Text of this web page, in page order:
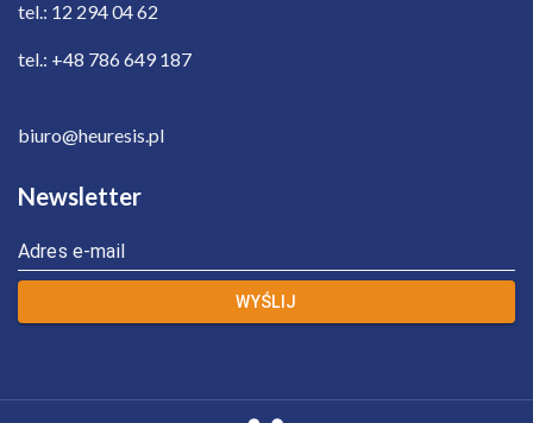
tel.: 12 294 04 62
tel.: +48 786 649 187
biuro@heuresis.pl
Newsletter
Adres e-mail
WYŚLIJ